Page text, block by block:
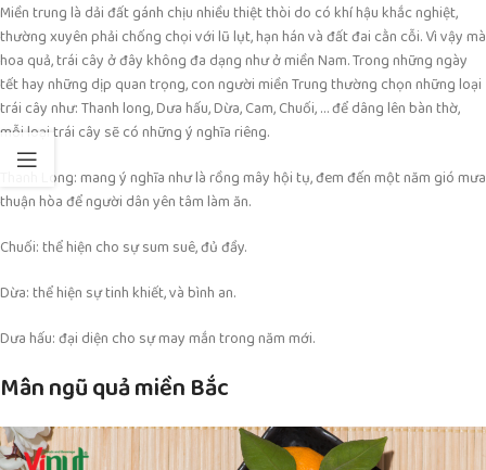
Miền trung là dải đất gánh chịu nhiều thiệt thòi do có khí hậu khắc nghiệt,
thường xuyên phải chống chọi với lũ lụt, hạn hán và đất đai cằn cỗi. Vì vậy mà
hoa quả, trái cây ở đây không đa dạng như ở miền Nam. Trong những ngày
tết hay những dịp quan trọng, con người miền Trung thường chọn những loại
trái cây như: Thanh long, Dưa hấu, Dừa, Cam, Chuối, … để dâng lên bàn thờ,
mỗi loại trái cây sẽ có những ý nghĩa riêng.
Thanh Long: mang ý nghĩa như là rồng mây hội tụ, đem đến một năm gió mưa
thuận hòa để người dân yên tâm làm ăn.
Chuối: thể hiện cho sự sum suê, đủ đầy.
Dừa: thể hiện sự tinh khiết, và bình an.
Dưa hấu: đại diện cho sự may mắn trong năm mới.
Mân ngũ quả miền Bắc